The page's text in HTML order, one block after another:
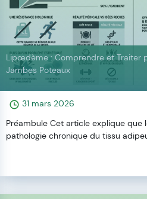
31 mars 2026
Lipœdème : Comprendre et Traiter
Jambes Poteaux
Préambule Cet article explique
pathologie chronique du tissu